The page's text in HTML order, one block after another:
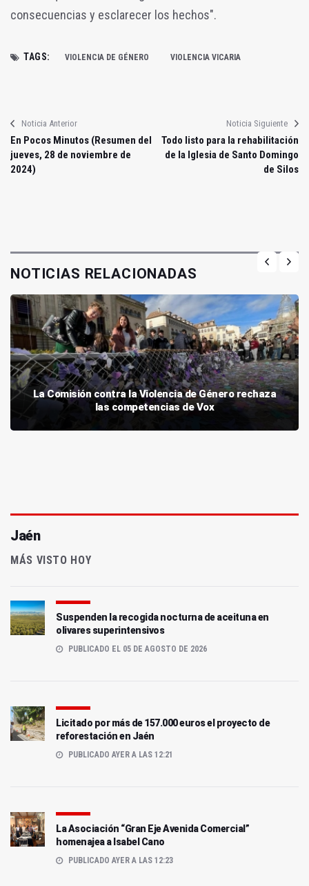
consecuencias y esclarecer los hechos".
TAGS: VIOLENCIA DE GÉNERO VIOLENCIA VICARIA
Noticia Anterior
En Pocos Minutos (Resumen del
jueves, 28 de noviembre de
2024)
Noticia Siguiente
Todo listo para la rehabilitación
de la Iglesia de Santo Domingo
de Silos
NOTICIAS RELACIONADAS
La Comisión contra la Violencia de Género rechaza
las competencias de Vox
Jaén
MÁS VISTO HOY
Suspenden la recogida nocturna de aceituna en
olivares superintensivos
PUBLICADO EL 05 DE AGOSTO DE 2026
Licitado por más de 157.000 euros el proyecto de
reforestación en Jaén
PUBLICADO AYER A LAS 12:21
La Asociación “Gran Eje Avenida Comercial”
homenajea a Isabel Cano
PUBLICADO AYER A LAS 12:23